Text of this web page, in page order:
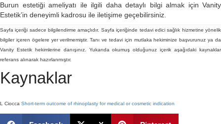
Burun estetiği ameliyatı ile ilgili daha detaylı bilgi almak için Vanity
Estetik’in deneyimli kadrosu ile iletişime geçebilirsiniz.
Sayfa içeriği sadece bilgilendirme amaçlıdır. Sayfa içeriğinde tedavi edici sağlık hizmetine yönelik
bilgiler içeren ögelere yer verilmemiştir. Tanı ve tedavi için mutlaka hekiminize başvurunuz ya da
Vanity Estetik hekimlerine danışınız. Yukarıda okumuş olduğunuz içerik aşağıdaki kaynaklar
referans alınarak hazırlanmıştır.
Kaynaklar
L Ciocca Short-term outcome of rhinoplasty for medical or cosmetic indication